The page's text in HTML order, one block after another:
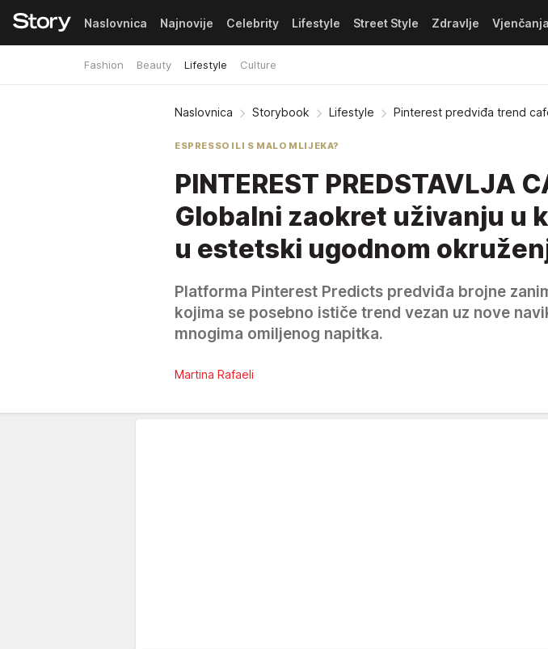
Naslovnica Najnovije Celebrity Lifestyle Street Style Zdravlje Vjenčanja
Fashion Beauty Lifestyle Culture
Pretplata
Naslovnica Storybook Lifestyle Pinterest predviđa trend
ESPRESSO ILI S MALO MLIJEKA?
PINTEREST PREDSTAVLJA
Globalni zaokret uživanju u
u estetski ugodnom
Platforma Pinterest Predicts predviđa brojne
kojima se posebno ističe trend vezan uz nove
mnogima omiljenog napitka.
Martina Rafaeli